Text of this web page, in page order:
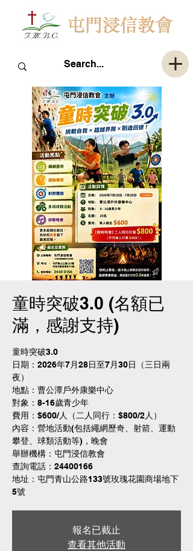
童時突破3.0 (名額已
滿，感謝支持)
童時突破3.0
日期：2026年7月28日至7月30日（三日兩
夜）
地點：曹公潭戶外康樂中心
對象：8-16歲青少年
費用：$600/人（二人同行：$800/2人）
內容：營地活動(包括繩網歷奇、射箭、運動
攀登、球類活動等)，晚會
舉辦機構：屯門浸信教會
查詢電話：24400166
地址：屯門青山公路133號玫瑰花園商場地下
5號
報名已截止
查看其他活動